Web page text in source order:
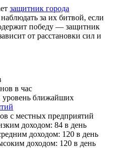
защитник города
за их битвой, если
победу — защитник
от расстановки сил и
в час
уровень ближайших
с местных предприятий
доходом: 84 в день
доходом: 120 в день
доходом: 120 в день